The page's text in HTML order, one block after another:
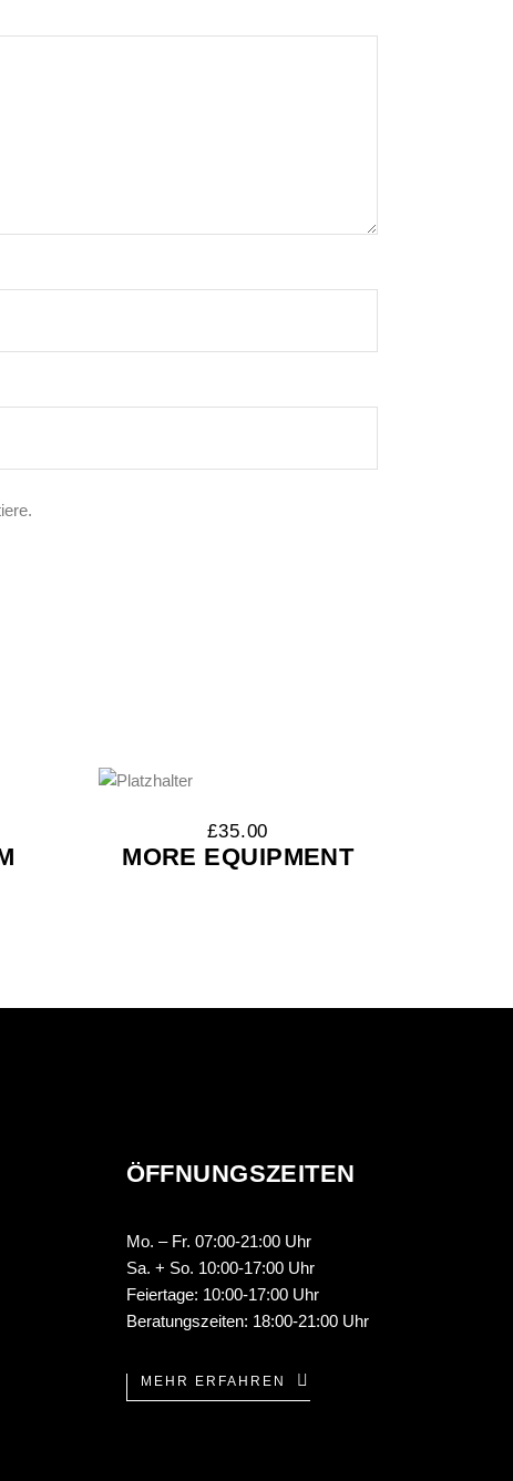
£35.00
MORE EQUIPMENT
ÖFFNUNGSZEITEN
Mo. – Fr. 07:00-21:00 Uhr
Sa. + So. 10:00-17:00 Uhr
Feiertage: 10:00-17:00 Uhr
Beratungszeiten: 18:00-21:00 Uhr
MEHR ERFAHREN